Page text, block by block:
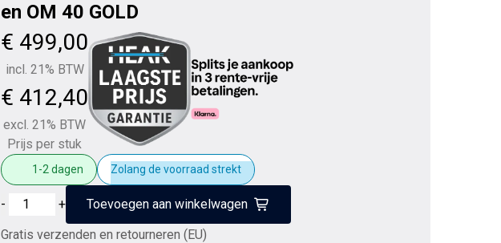
en OM 40 GOLD
€ 499,00
incl. 21% BTW
€ 412,40
excl. 21% BTW
Prijs per stuk
1-2 dagen Zolang de voorraad strekt
Ortofon
Stylus
- +
Toevoegen aan winkelwagen
Gratis verzenden en retourneren (EU)